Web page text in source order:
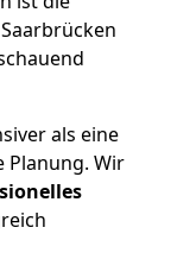
als eine
Planung. Wir